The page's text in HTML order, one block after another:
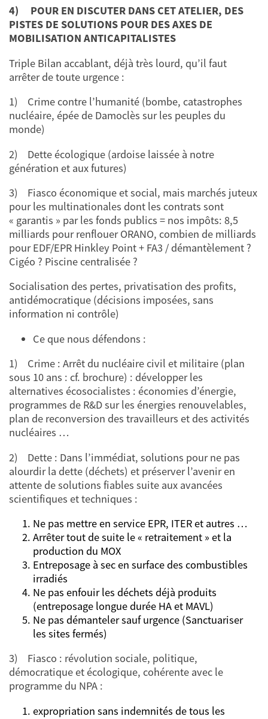
4) POUR EN DISCUTER DANS CET ATELIER, DES
PISTES DE SOLUTIONS POUR DES AXES DE
MOBILISATION ANTICAPITALISTES
Triple Bilan accablant, déjà très lourd, qu’il faut
arrêter de toute urgence :
1) Crime contre l’humanité (bombe, catastrophes
nucléaire, épée de Damoclès sur les peuples du
monde)
2) Dette écologique (ardoise laissée à notre
génération et aux futures)
3) Fiasco économique et social, mais marchés juteux
pour les multinationales dont les contrats sont
« garantis » par les fonds publics = nos impôts: 8,5
milliards pour renflouer ORANO, combien de milliards
pour EDF/EPR Hinkley Point + FA3 / démantèlement ?
Cigéo ? Piscine centralisée ?
Socialisation des pertes, privatisation des profits,
antidémocratique (décisions imposées, sans
information ni contrôle)
Ce que nous défendons :
1) Crime : Arrêt du nucléaire civil et militaire (plan
sous 10 ans : cf. brochure) : développer les
alternatives écosocialistes : économies d’énergie,
programmes de R&D sur les énergies renouvelables,
plan de reconversion des travailleurs et des activités
nucléaires …
2) Dette : Dans l’immédiat, solutions pour ne pas
alourdir la dette (déchets) et préserver l’avenir en
attente de solutions fiables suite aux avancées
scientifiques et techniques :
Ne pas mettre en service EPR, ITER et autres …
Arrêter tout de suite le « retraitement » et la
production du MOX
Entreposage à sec en surface des combustibles
irradiés
Ne pas enfouir les déchets déjà produits
(entreposage longue durée HA et MAVL)
Ne pas démanteler sauf urgence (Sanctuariser
les sites fermés)
3) Fiasco : révolution sociale, politique,
démocratique et écologique, cohérente avec le
programme du NPA :
expropriation sans indemnités de tous les